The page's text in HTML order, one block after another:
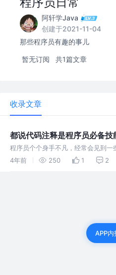
阿轩学Java
创建于2021-11-04
那些程序员有趣的事儿
暂无订阅 共1篇文章
收录文章
都说代码注释是程序员必备技
吧！
程序员个个身手不凡，经常会见到
笑、社区神评、前无古人的回复需求
4年前 250 1 2
APP内